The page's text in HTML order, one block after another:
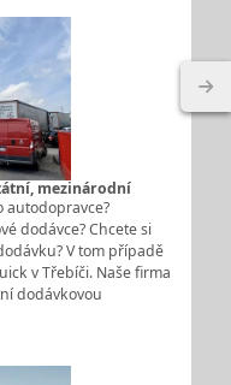
mezinárodní
autodopravce?
dodávce? Chcete si
V tom případě
v Třebíči. Naše firma
dodávkovou